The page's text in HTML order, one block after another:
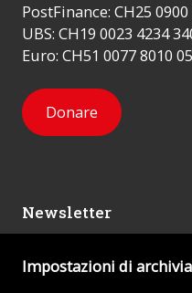
PostFinance: CH25
UBS: CH19 0023 4234
Euro: CH51 0077 8010
Donare
Newsletter
Mi iscrivo
Impostazioni di